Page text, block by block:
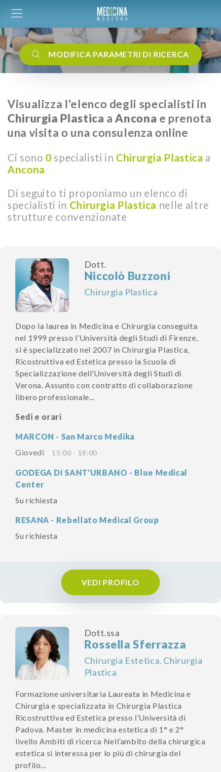
MODIFICA PARAMETRI DI RICERCA
Visualizza l'elenco degli specialisti in
Chirurgia Plastica aAncona e prenota
una visita o una consulenza online
Ci sono 0 specialisti in Chirurgia Plastica a
Ancona
Di seguito ti proponiamo un elenco di
specialisti in Chirurgia Plastica nelle altre
strutture convenzionate
Dott.
Niccolò Buzzoni
Chirurgia Plastica
Dopo la laurea in Medicina e Chirurgia conseguita
nel 1999 presso l’Università degli Studi di Firenze,
si è specializzato nel 2007 in Chirurgia Plastica,
Ricostruttiva ed Estetica presso la Scuola di
Specializzazione dell’Università degli Studi di
Verona. Assunto con contratto di collaborazione
libero professionale...
Sedi e orari
MARCON - San Marco Medika
Giovedì
15:00 - 19:00
GODEGA DI SANT'URBANO - Blue Medical
Center
Su richiesta
RESANA - Rebellato Medical Group
Su richiesta
VEDI PROFILO
Dott.ssa
Rossella Sferrazza
Chirurgia Estetica, Chirurgia
Plastica
Formazione universitaria Laureata in Medicina e
Chirurgia e specializzata in Chirurgia Plastica
Ricostruttiva ed Estetica presso l’Università di
Padova. Master in medicina estetica di 1° e 2°
livello Ambiti di ricerca Nell’ambito della chirurgica
estetica si interessa per lo più di chirurgia del
profilo...